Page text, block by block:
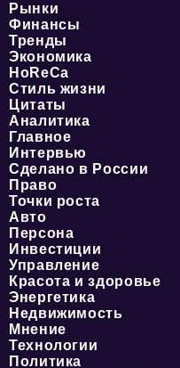
Рынки
Финансы
Тренды
Экономика
HoReCa
Стиль жизни
Цитаты
Аналитика
Главное
Интервью
Сделано в России
Право
Точки роста
Авто
Персона
Инвестиции
Управление
Красота и здоровье
Энергетика
Недвижимость
Мнение
Технологии
Политика